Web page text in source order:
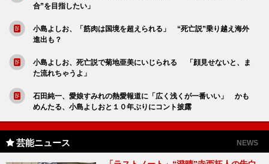
合”を目指したい」
小島よしお、「筋肉は国境を超えられる」 “死亡説”乗り越え海外
進出も？
小島よしお、死亡説で菊地亜美にいじられる 「顔見せないと、ま
た流れちゃうよ」
石田純一、愛娘すみれの熱愛報道に「広く浅くが一番いい」 かも
めんたる、小島よしおと１０年ぶりにコント披露
芸能ニュース NEWS